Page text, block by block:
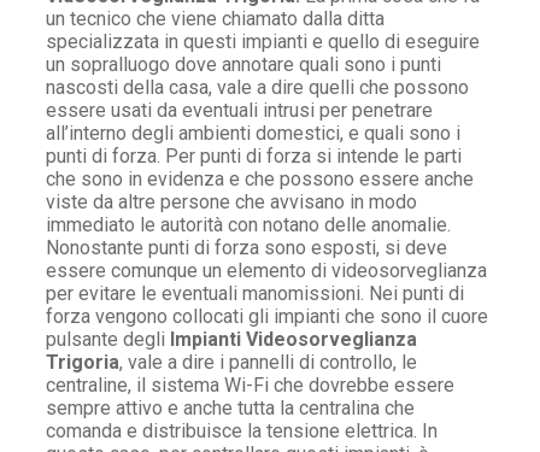
un tecnico che viene chiamato dalla ditta
specializzata in questi impianti e quello di eseguire
un sopralluogo dove annotare quali sono i punti
nascosti della casa, vale a dire quelli che possono
essere usati da eventuali intrusi per penetrare
all’interno degli ambienti domestici, e quali sono i
punti di forza. Per punti di forza si intende le parti
che sono in evidenza e che possono essere anche
viste da altre persone che avvisano in modo
immediato le autorità con notano delle anomalie.
Nonostante punti di forza sono esposti, si deve
essere comunque un elemento di videosorveglianza
per evitare le eventuali manomissioni. Nei punti di
forza vengono collocati gli impianti che sono il cuore
pulsante degli Impianti Videosorveglianza
Trigoria, vale a dire i pannelli di controllo, le
centraline, il sistema Wi-Fi che dovrebbe essere
sempre attivo e anche tutta la centralina che
comanda e distribuisce la tensione elettrica. In